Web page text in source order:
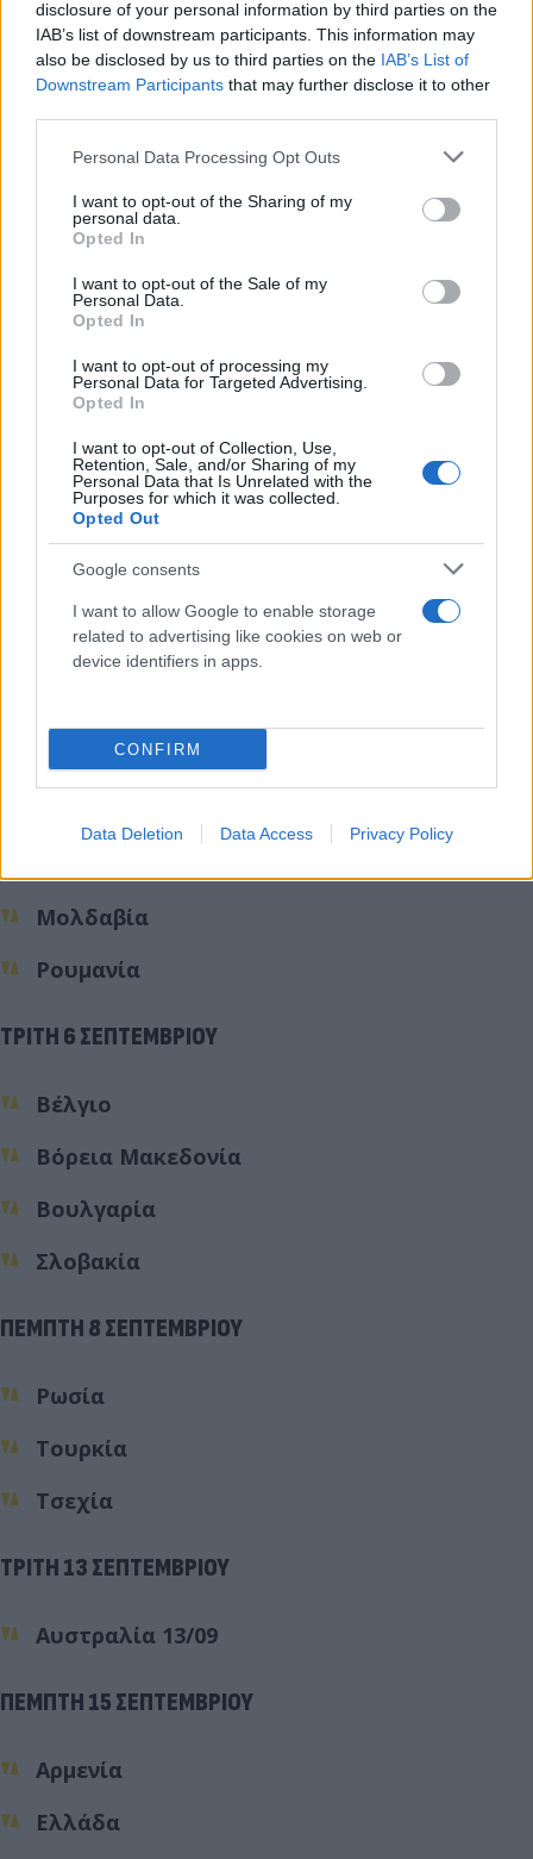
disclosure of your personal information by third parties on the
IAB’s list of downstream participants. This information may
also be disclosed by us to third parties on the IAB’s List of
Downstream Participants that may further disclose it to other
Please note that this website/app uses one or more Google
not limited to your visit or usage behaviour. You may click to
grant or deny consent to Google and its third-party tags to
use your data for below specified purposes in below Google
consent section.
Personal Data Processing Opt Outs
I want to opt-out of the Sharing of my
personal data.
Opted In
I want to opt-out of the Sale of my
Personal Data.
Opted In
I want to opt-out of processing my
Personal Data for Targeted Advertising.
Opted In
I want to opt-out of Collection, Use,
Retention, Sale, and/or Sharing of my
Personal Data that Is Unrelated with the
Purposes for which it was collected.
Opted Out
Google consents
I want to allow Google to enable storage
related to advertising like cookies on web or
device identifiers in apps.
CONFIRM
Data Deletion Data Access Privacy Policy
Μάλτα
Ολλανδία
Ουγγαρία
ΠΕΜΠΤΗ 1 ΣΕΠΤΕΜΒΡΙΟΥ
Αγγλία
Αζερμπαϊτζάν
Γαλλία
Γερμανία
Ισπανία
Ιταλία
Ουαλία
Σκωτία
ΔΕΥΤΕΡΑ 5 ΣΕΠΤΕΜΒΡΙΟΥ
Μολδαβία
Ρουμανία
ΤΡΙΤΗ 6 ΣΕΠΤΕΜΒΡΙΟΥ
Βέλγιο
Βόρεια Μακεδονία
Βουλγαρία
Σλοβακία
ΠΕΜΠΤΗ 8 ΣΕΠΤΕΜΒΡΙΟΥ
Ρωσία
Τουρκία
Τσεχία
ΤΡΙΤΗ 13 ΣΕΠΤΕΜΒΡΙΟΥ
Αυστραλία 13/09
ΠΕΜΠΤΗ 15 ΣΕΠΤΕΜΒΡΙΟΥ
Αρμενία
Ελλάδα